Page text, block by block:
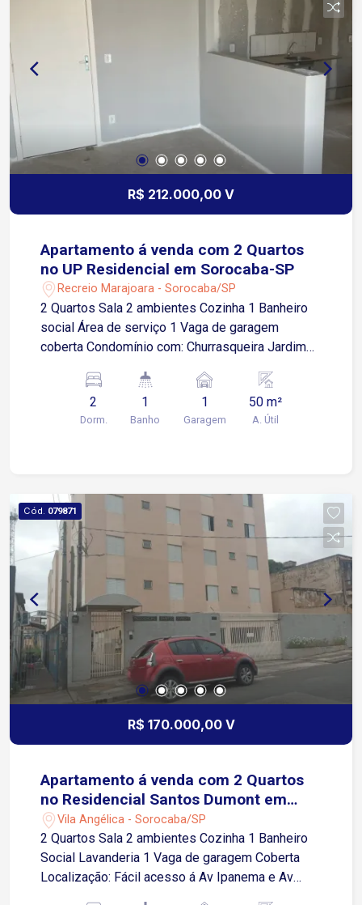
R$ 212.000,00 V
Apartamento á venda com 2 Quartos
no UP Residencial em Sorocaba-SP
Recreio Marajoara - Sorocaba/SP
2 Quartos Sala 2 ambientes Cozinha 1 Banheiro
social Área de serviço 1 Vaga de garagem
coberta Condomínio com: Churrasqueira Jardim
2
Dorm.
1
Banho
1
Garagem
50 m²
A. Útil
Cód. 079871
R$ 170.000,00 V
Apartamento á venda com 2 Quartos
no Residencial Santos Dumont em
Sorocaba -SP
Vila Angélica - Sorocaba/SP
2 Quartos Sala 2 ambientes Cozinha 1 Banheiro
Social Lavanderia 1 Vaga de garagem Coberta
Localização: Fácil acesso á Av Ipanema e Av